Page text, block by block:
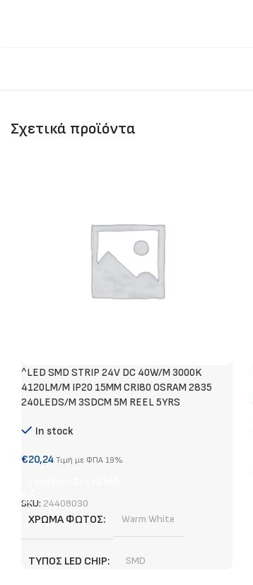
Σχετικά προϊόντα
^LED SMD STRIP 24V DC 40W/M 3000K
4120LM/M IP20 15MM CRI80 OSRAM 2835
240LEDS/M 3SDCM 5M REEL 5YRS
In stock
€20,24 Τιμή με ΦΠΑ 19%
SKU: 24408030
ΧΡΏΜΑ ΦΩΤΌΣ Warm White
ΤΎΠΟΣ LED CHIP SMD